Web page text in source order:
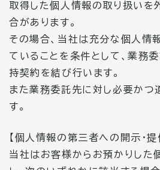
取得した個人情報の取り扱いを
合があります。
その場合、当社は充分な個人情
ていることを条件として、業務
持契約を結び行います。
また業務委託先に対し必要かつ
す。
【個人情報の第三者への開示・提
当社はお客様からお預かりした